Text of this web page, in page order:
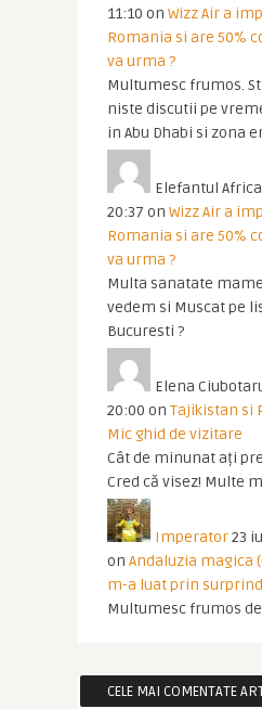
11:10 on Wizz Air a
Romania si are 50%
va urma ?
Multumesc frumos.
niste discutii pe
in Abu Dhabi si zona
Elefantul
20:37 on Wizz Air a
Romania si are 50%
va urma ?
Multa sanatate
vedem si Muscat pe
Bucuresti ?
Elena
20:00 on Tajikistan si
Mic ghid de vizitare
Cât de minunat ați
Cred că visez! Multe
Imperator23
on Andaluzia magica
m-a luat prin
Multumesc frumos
CELE MAI COMENTATE